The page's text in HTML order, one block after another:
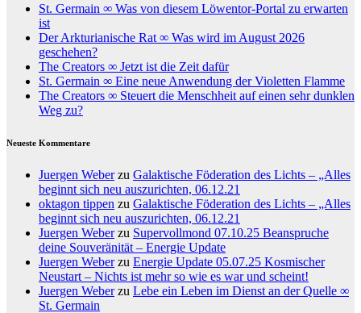
St. Germain ∞ Was von diesem Löwentor-Portal zu erwarten
ist
Der Arkturianische Rat ∞ Was wird im August 2026
geschehen?
The Creators ∞ Jetzt ist die Zeit dafür
St. Germain ∞ Eine neue Anwendung der Violetten Flamme
The Creators ∞ Steuert die Menschheit auf einen sehr dunklen
Weg zu?
Neueste Kommentare
Juergen Weberzu Galaktische Föderation des Lichts – „Alles
beginnt sich neu auszurichten, 06.12.21
oktagon tippen zu Galaktische Föderation des Lichts – „Alles
beginnt sich neu auszurichten, 06.12.21
Juergen Weberzu Supervollmond 07.10.25 Beanspruche
deine Souveränität – Energie Update
Juergen Weberzu Energie Update 05.07.25 Kosmischer
Neustart – Nichts ist mehr so wie es war und scheint!
Juergen Weberzu Lebe ein Leben im Dienst an der Quelle ∞
St. Germain